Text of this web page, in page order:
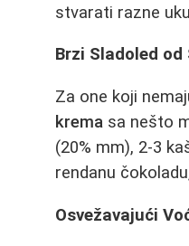
stvarati razne
Brzi Sladoled od
Za one koji
krema sa nešto
(20% mm), 2-3
rendanu
Osvežavajući